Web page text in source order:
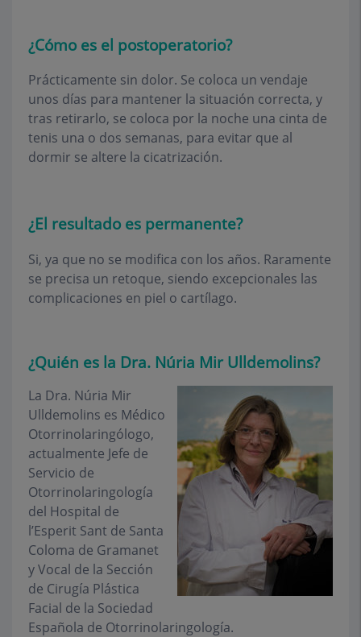
¿Cómo es el postoperatorio?
Prácticamente sin dolor. Se coloca un vendaje
unos días para mantener la situación correcta, y
tras retirarlo, se coloca por la noche una cinta de
tenis una o dos semanas, para evitar que al
dormir se altere la cicatrización.
¿El resultado es permanente?
Si, ya que no se modifica con los años. Raramente
se precisa un retoque, siendo excepcionales las
complicaciones en piel o cartílago.
¿Quién es la Dra. Núria Mir Ulldemolins?
La Dra. Núria Mir
Ulldemolins es Médico
Otorrinolaringólogo,
actualmente Jefe de
Servicio de
Otorrinolaringología
del Hospital de
l’Esperit Sant de Santa
Coloma de Gramanet
y Vocal de la Sección
de Cirugía Plástica
Facial de la Sociedad
Española de Otorrinolaringología.